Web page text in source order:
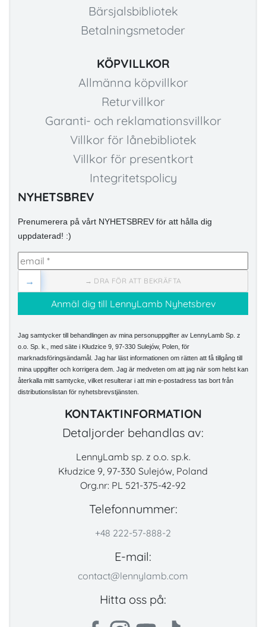
Bärsjalsbibliotek
Betalningsmetoder
KÖPVILLKOR
Allmänna köpvillkor
Returvillkor
Garanti- och reklamationsvillkor
Villkor för lånebibliotek
Villkor för presentkort
Integritetspolicy
NYHETSBREV
Prenumerera på vårt NYHETSBREV för att hålla dig
uppdaterad! :)
→ DRA FÖR ATT BEKRÄFTA
→
Jag samtycker till behandlingen av mina personuppgifter av LennyLamb Sp. z
o.o. Sp. k., med säte i Kłudzice 9, 97-330 Sulejów, Polen, för
marknadsföringsändamål. Jag har läst informationen om rätten att få tillgång till
mina uppgifter och korrigera dem. Jag är medveten om att jag när som helst kan
återkalla mitt samtycke, vilket resulterar i att min e-postadress tas bort från
distributionslistan för nyhetsbrevstjänsten.
KONTAKTINFORMATION
Detaljorder behandlas av:
LennyLamb sp. z o.o. sp.k.
Kłudzice 9, 97-330 Sulejów, Poland
Org.nr: PL 521-375-42-92
Telefonnummer:
+48 222-57-888-2
E-mail:
contact@lennylamb.com
Hitta oss på: